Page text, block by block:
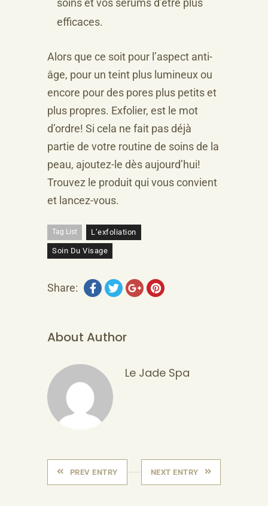
soins et vos sérums d’être plus
efficaces.
Alors que ce soit pour l’aspect anti-
âge, pour un teint plus lumineux ou
encore pour des pores plus petits et
plus propres. Exfolier, est le mot
d’ordre! Si cela ne fait pas déjà
partie de votre routine de soins de la
peau, ajoutez-le dès aujourd’hui!
Trouvez le produit qui vous convient
et lancez-vous.
Tag List L’exfoliation
Soin Du Visage
Share:
About Author
Le Jade Spa
PREV ENTRY NEXT ENTRY